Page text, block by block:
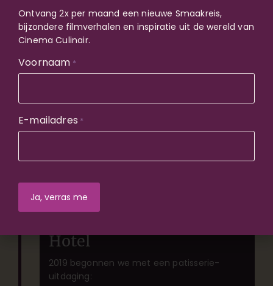
Wat zijn de mooiste plekken voor een
Cinema Culinair voorstelling? Balzalen! Hoge
plafonds, sjieke uitstraling en lekker ruim.
Voor publieke filmdiners en zakelijke events.
Inmiddels hebben we ruim 9.000 bezoekers
mogen verwelkomen.
280 mendl taartjes voor
Hotel
2019 begonnen we met een patisserie-
uitdaging:
Ontvang 2x per maand een nieuwe Smaakreis,
bijzondere filmverhalen en inspiratie uit de wereld van
Cinema Culinair.
Voornaam *
E-mailadres *